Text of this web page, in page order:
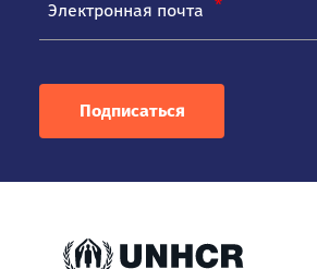
Электронная почта
Подписаться